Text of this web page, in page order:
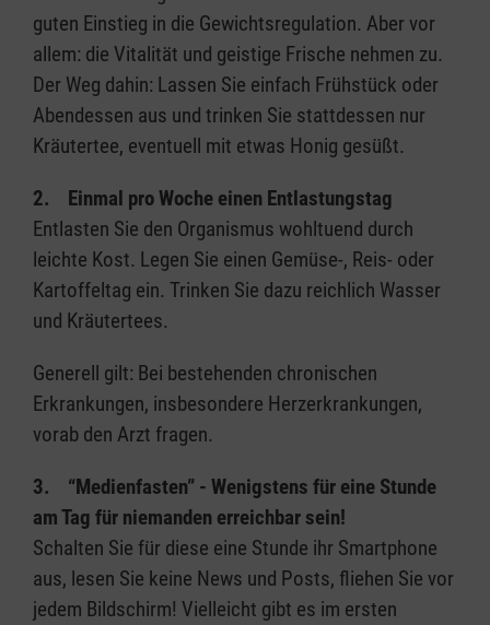
guten Einstieg in die Gewichtsregulation. Aber vor
allem: die Vitalität und geistige Frische nehmen zu.
Der Weg dahin: Lassen Sie einfach Frühstück oder
Abendessen aus und trinken Sie stattdessen nur
Kräutertee, eventuell mit etwas Honig gesüßt.
2. Einmal pro Woche einen Entlastungstag
Entlasten Sie den Organismus wohltuend durch
leichte Kost. Legen Sie einen Gemüse-, Reis- oder
Kartoffeltag ein. Trinken Sie dazu reichlich Wasser
und Kräutertees.
Generell gilt: Bei bestehenden chronischen
Erkrankungen, insbesondere Herzerkrankungen,
vorab den Arzt fragen.
3. “Medienfasten” - Wenigstens für eine Stunde
am Tag für niemanden erreichbar sein!
Schalten Sie für diese eine Stunde ihr Smartphone
aus, lesen Sie keine News und Posts, fliehen Sie vor
jedem Bildschirm! Vielleicht gibt es im ersten